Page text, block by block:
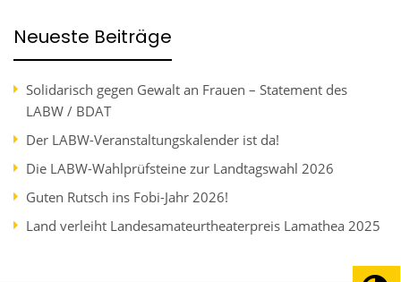
Neueste Beiträge
Solidarisch gegen Gewalt an Frauen – Statement des
LABW / BDAT
Der LABW-Veranstaltungskalender ist da!
Die LABW-Wahlprüfsteine zur Landtagswahl 2026
Guten Rutsch ins Fobi-Jahr 2026!
Land verleiht Landesamateurtheaterpreis Lamathea 2025